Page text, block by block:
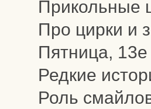
Прикольные
Про цирки и
Пятница, 13е
Редкие
Роль